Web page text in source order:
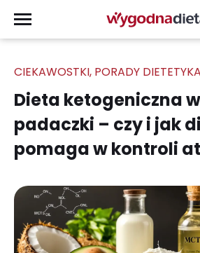
CIEKAWOSTKI, PORADY DIETETYKA
Dieta ketogeniczna
padaczki – czy i jak
pomaga w kontroli